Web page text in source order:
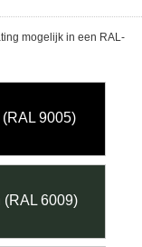
mogelijk in een RAL-
9005)
(RAL 6009)